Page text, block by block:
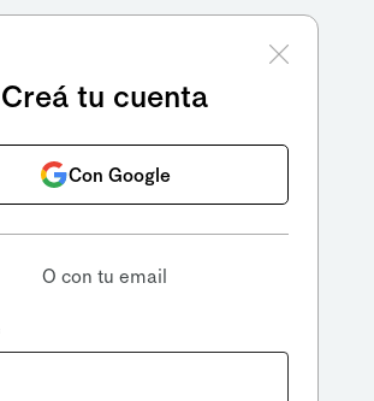
Creá tu cuenta
Con Google
O con tu email